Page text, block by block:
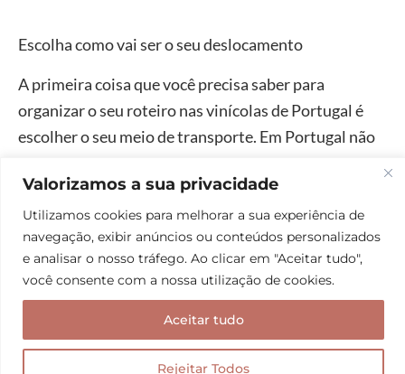
Valorizamos a sua privacidade
Utilizamos cookies para melhorar a sua experiência de
navegação, exibir anúncios ou conteúdos personalizados
e analisar o nosso tráfego. Ao clicar em "Aceitar tudo",
você consente com a nossa utilização de cookies.
Rejeitar Todos
Aceitar tudo
Escolha como vai ser o seu deslocamento
A primeira coisa que você precisa saber para
organizar o seu roteiro nas vinícolas de Portugal é
escolher o seu meio de transporte. Em Portugal não
de vinho para exceder o limite de até 0,5g de álcool
por litro no sangue. E a multa pode ser bem salgada,
variando de 250€ a 2500€ dependendo do quanto
você tenha ultrapassado esse limite.
viajar em Portugal de carro
ser a melhor maneira de se deslocar entre as cidades.